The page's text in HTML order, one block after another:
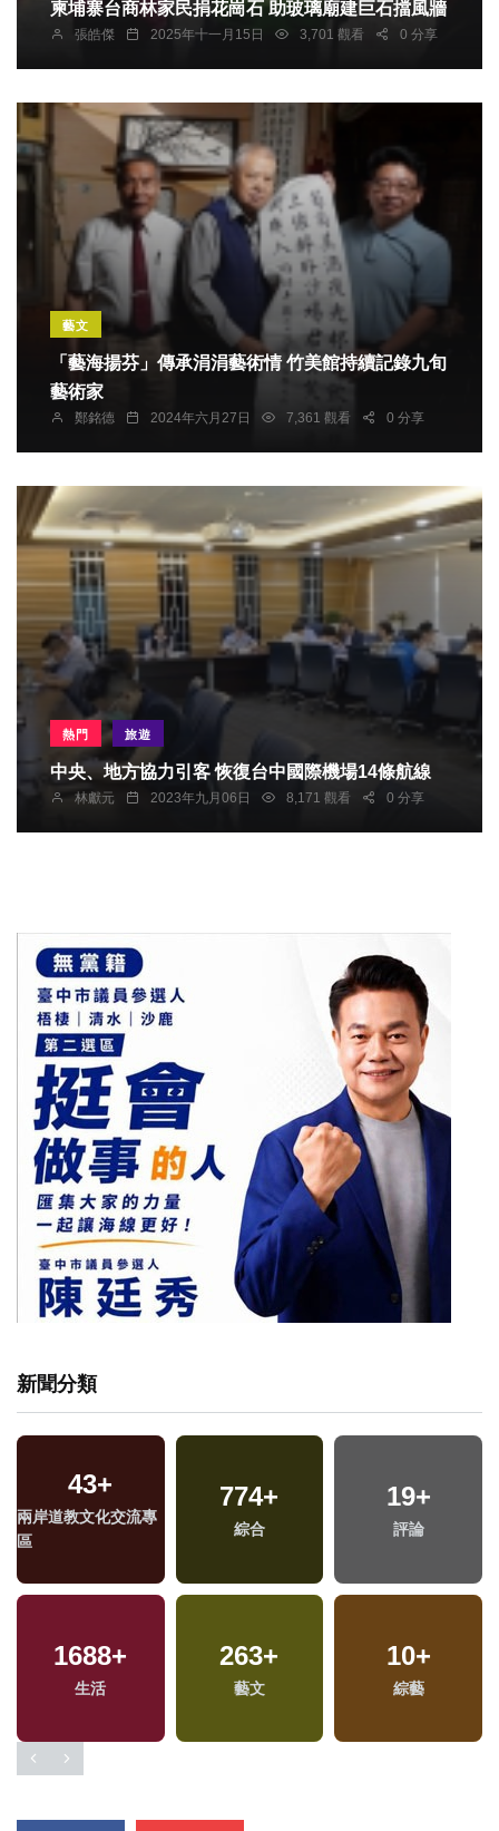
柬埔寨台商林家民捐花崗石 助玻璃廟建巨石擋風牆
張皓傑 2025年十一月15日 3,701 觀看 0 分享
藝文
「藝海揚芬」傳承涓涓藝術情 竹美館持續記錄九旬
藝術家
鄭銘德 2024年六月27日 7,361 觀看 0 分享
熱門 旅遊
中央、地方協力引客 恢復台中國際機場14條航線
林獻元 2023年九月06日 8,171 觀看 0 分享
新聞分類
43+
兩岸道教文化交流專
區
774+
綜合
19+
評論
1688+
生活
263+
藝文
10+
綜藝